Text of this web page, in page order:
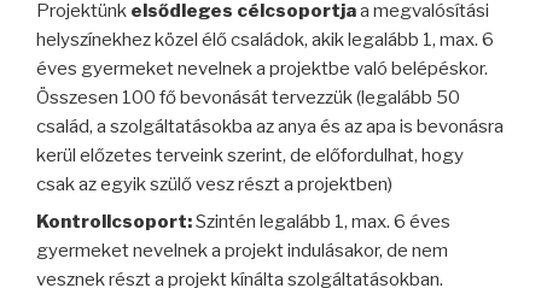
Projektünk elsődleges célcsoportjaa megvalósítási
helyszínekhez közel élő családok, akik legalább 1, max. 6
éves gyermeket nevelnek a projektbe való belépéskor.
Összesen 100 fő bevonását tervezzük (legalább 50
család, a szolgáltatásokba az anya és az apa is bevonásra
kerül előzetes terveink szerint, de előfordulhat, hogy
csak az egyik szülő vesz részt a projektben)
Kontrollcsoport:Szintén legalább 1, max. 6 éves
gyermeket nevelnek a projekt indulásakor, de nem
vesznek részt a projekt kínálta szolgáltatásokban.